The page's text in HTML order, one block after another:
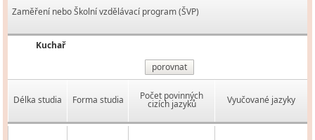
Zaměření nebo Školní vzdělávací program (ŠVP)
Kuchař
porovnat
Délka studia Forma studia Počet povinných
cizích jazyků Vyučované jazyky